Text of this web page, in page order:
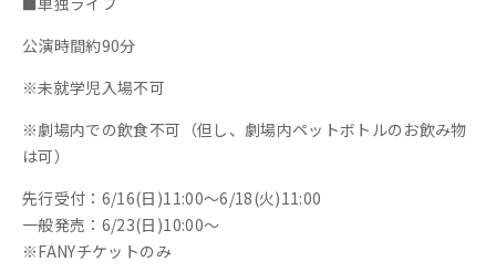
公演時間約90分
※未就学児入場不可
※劇場内での飲食不可（但し、劇場内ペットボトルのお飲み物
は可）
先行受付：6/16(日)11:00～6/18(火)11:00
一般発売：6/23(日)10:00～
※FANYチケットのみ